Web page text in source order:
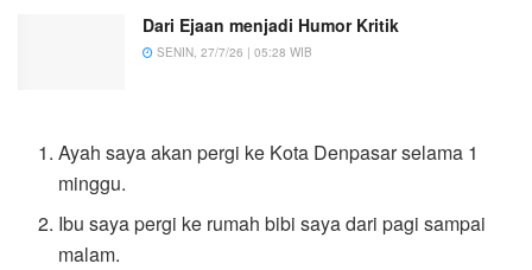
Dari Ejaan menjadi Humor Kritik
SENIN, 27/7/26 | 05:28 WIB
Ayah saya akan pergi ke Kota Denpasar selama 1
minggu.
Ibu saya pergi ke rumah bibi saya dari pagi sampai
malam.